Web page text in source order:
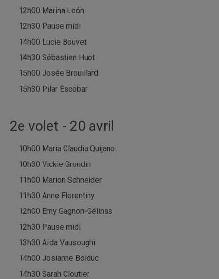
12h00 Marina León
12h30 Pause midi
14h00 Lucie Bouvet
14h30 Sébastien Huot
15h00 Josée Brouillard
15h30 Pilar Escobar
2e volet - 20 avril
10h00 Maria Claudia Quijano
10h30 Vickie Grondin
11h00 Marion Schneider
11h30 Anne Florentiny
12h00 Emy Gagnon-Gélinas
12h30 Pause midi
13h30 Aïda Vausoughi
14h00 Josianne Bolduc
14h30 Sarah Cloutier